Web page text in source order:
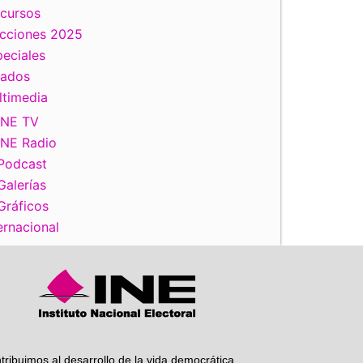
2025
TV
Radio
al desarrollo de la vida democrática